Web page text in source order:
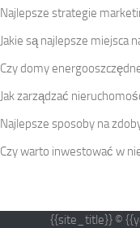
Najlepsze strategie
Jakie są najlepsze miejsca
Czy domy
Jak zarządzać
Najlepsze sposoby na
Czy warto inwestować w
{{site_title}} ©